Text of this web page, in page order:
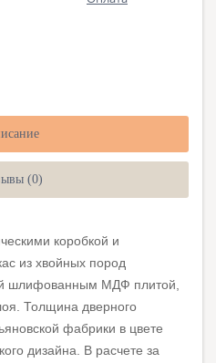
(0)
коробкой и
из хвойных пород
шлифованным МДФ плитой,
Толщина дверного
фабрики в цвете
дизайна. В расчете за